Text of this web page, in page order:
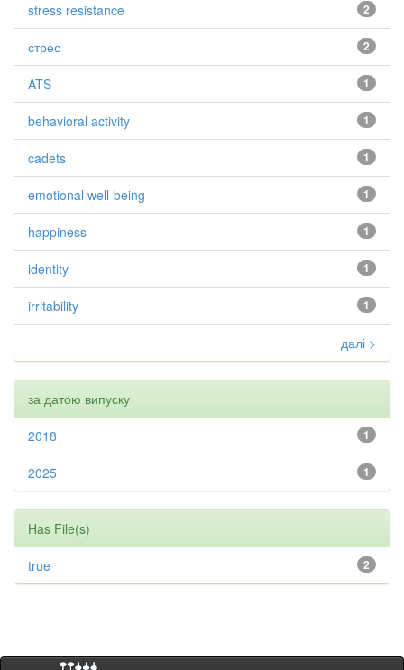
2
stress resistance
2
стрес
1
ATS
1
behavioral activity
1
cadets
1
emotional well-being
1
happiness
1
identity
1
irritability
далі >
за датою випуску
1
2018
1
2025
Has File(s)
2
true